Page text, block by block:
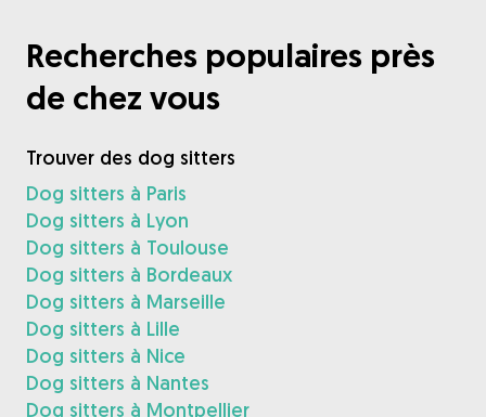
Recherches populaires près
de chez vous
Trouver des dog sitters
Dog sitters à Paris
Dog sitters à Lyon
Dog sitters à Toulouse
Dog sitters à Bordeaux
Dog sitters à Marseille
Dog sitters à Lille
Dog sitters à Nice
Dog sitters à Nantes
Dog sitters à Montpellier